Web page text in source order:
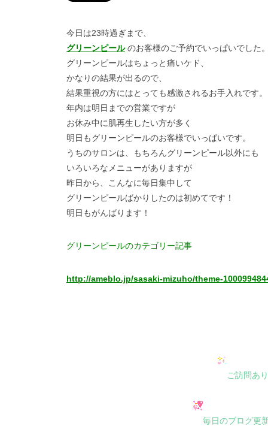
今日は23時過ぎまで、
グリーンピールのお客様のご予約でいっぱいでした
グリーンピールはちょっと痛いケド、
かなりの結果が出るので、
結果重視の方にはとっても感激されるお手入れです。
年内は明日までの営業ですが
お休み中に肌再生したい方が多く
明日もグリーンピールのお客様でいっぱいです。
うちのサロンは、もちろんグリーンピール以外にも
いろいろなメニューがありますが
昨日から、こんなに毎日集中して
グリーンピールばかりしたのは初めてです！
明日もがんばります！
グリーンピールのカテゴリー記事
http://ameblo.jp/sasaki-mizuho/theme-
ご訪問あ
毎日のブログ更